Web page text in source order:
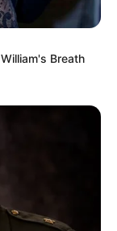
Breath